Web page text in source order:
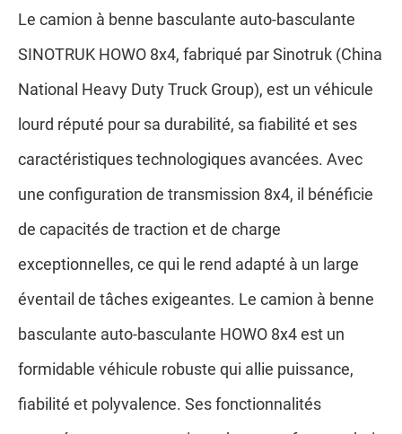
Le camion à benne basculante auto-basculante
SINOTRUK HOWO 8x4, fabriqué par Sinotruk (China
National Heavy Duty Truck Group), est un véhicule
lourd réputé pour sa durabilité, sa fiabilité et ses
caractéristiques technologiques avancées. Avec
une configuration de transmission 8x4, il bénéficie
de capacités de traction et de charge
exceptionnelles, ce qui le rend adapté à un large
éventail de tâches exigeantes. Le camion à benne
basculante auto-basculante HOWO 8x4 est un
formidable véhicule robuste qui allie puissance,
fiabilité et polyvalence. Ses fonctionnalités